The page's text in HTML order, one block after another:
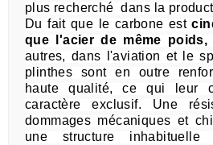
plus recherchédans la
Du fait que le carbone est
que l'acier de même poids,
autres, dans l'aviation et le
plinthes sont en outre
haute qualité, ce qui leur
caractère exclusif. Une
dommages mécaniques et
une structure